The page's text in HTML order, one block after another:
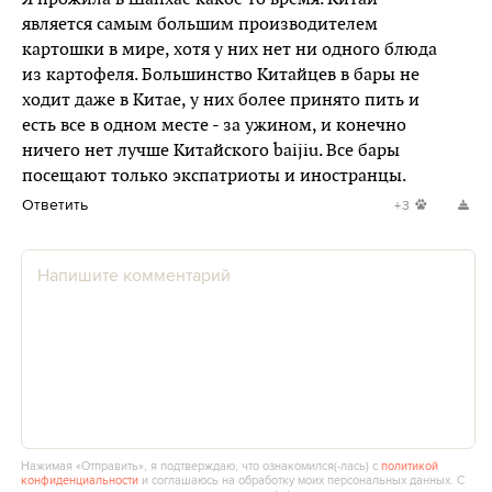
является самым большим производителем
картошки в мире, хотя у них нет ни одного блюда
из картофеля. Большинство Китайцев в бары не
ходит даже в Китае, у них более принято пить и
есть все в одном месте - за ужином, и конечно
ничего нет лучше Китайского baijiu. Все бары
посещают только экспатриоты и иностранцы.
Ответить +3
Нажимая «Отправить», я подтверждаю, что ознакомился(‑лась) сполитикой
конфиденциальности и соглашаюсь на обработку моих персональных данных. С